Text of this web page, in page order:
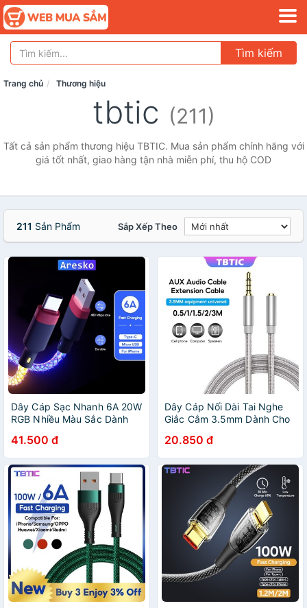
Tìm kiếm
Trang chủ Thương hiệu
tbtic (211)
Tất cả sản phẩm thương hiệu TBTIC. Mua sản phẩm chính hãng với
giá tốt nhất, giao hàng tận nhà miễn phí, thu hộ COD
211 Sản Phẩm Sắp Xếp Theo
Dây Cáp Sạc Nhanh 6A 20W
RGB Nhiều Màu Sắc Dành
Type-C Micro Usb
41.500 đ
Dây Cáp Nối Dài Tai Nghe
Giắc Cắm 3.5mm Dành Cho
20.850 đ